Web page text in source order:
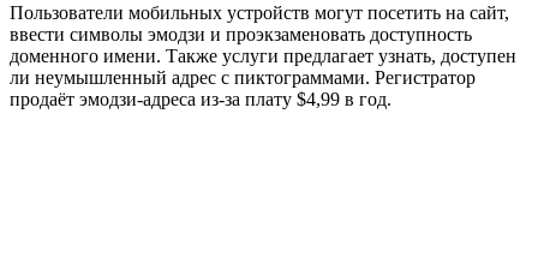
Пользователи мобильных устройств могут посетить на сайт,
ввести символы эмодзи и проэкзаменовать доступность
доменного имени. Также услуги предлагает узнать, доступен
ли неумышленный адрес с пиктограммами. Регистратор
продаёт эмодзи-адреса из-за плату $4,99 в год.